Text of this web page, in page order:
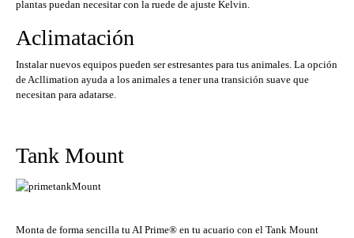
plantas puedan necesitar con la ruede de ajuste Kelvin.
Aclimatación
Instalar nuevos equipos pueden ser estresantes para tus animales. La opción
de Acllimation ayuda a los animales a tener una transición suave que
necesitan para adatarse.
Tank Mount
Monta de forma sencilla tu AI Prime® en tu acuario con el Tank Mount